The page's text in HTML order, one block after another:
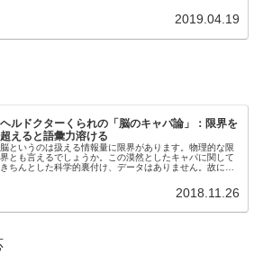
2019.04.19
ヘルドクターくられの「脳のキャパ論」：限界を
超えると語彙力溶ける
脳というのは扱える情報量に限界があります。物理的な限
界とも言えるでしょうか。この漠然としたキャパに関して
きちんとした科学的裏付け、データはありません。故に今
2018.11.26